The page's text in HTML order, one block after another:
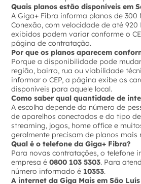
Quais planos estão disponíveis em
A Giga+ Fibra informa planos de 300
Conexão, com velocidade de até 920
exibidos podem variar conforme o
página de contratação.
Por que os planos aparecem
Porque a disponibilidade pode
região, bairro, rua ou viabilidade
informar o CEP, a página exibe os
disponíveis para aquele local.
Como saber qual quantidade de
A escolha depende do número de
de aparelhos conectados e do tipo
streaming, jogos, home office e
geralmente precisam de planos mais
Qual é o telefone da Giga+ Fibra?
Para novas contratações, o telefone
empresa é0800 103 5303. Para
número informado é 10353.
A internet da Giga Mais em São